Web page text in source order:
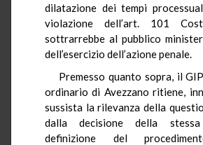
dilatazione dei tempi
violazione dell’art. 101
sottrarrebbe al pubblico
dell’esercizio dell’azione penale.
Premesso quanto sopra, il
ordinario di Avezzano ritiene,
sussista la rilevanza della
dalla decisione della
definizione del